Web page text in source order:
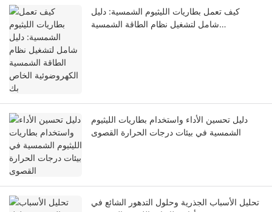
كيف تعمل بطاريات الليثيوم الشمسية: دليل
شامل لتشغيل نظام الطاقة الشمسية
دليل تحسين الأداء واستخدام بطاريات الليثيوم
الشمسية في بيئات درجات الحرارة القصوى
تحليل الأسباب الجذرية وحلول التدهور الشائع في